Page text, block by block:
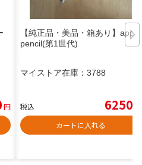
円
【純正品・美品・箱あり】apple
pencil(第1世代)
マイストア在庫： 3788
税込 6250
カートに入れる